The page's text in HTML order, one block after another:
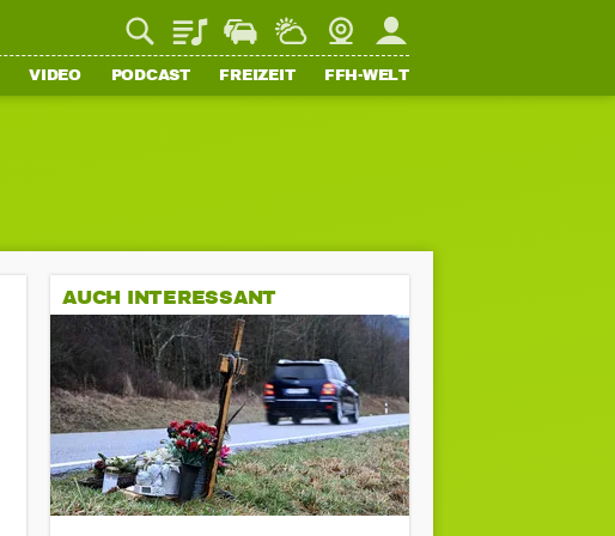
PlaylistStaupilotWetterWebcamMein FFH
VIDEO PODCAST FREIZEIT FFH-WELT
AUCH INTERESSANT